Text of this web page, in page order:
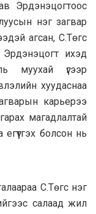
Эрдэнэцогтоос
нэг загвар
агсан, С.Төгс
ихэд
муухай үгээр
хуудаснаа
карьерээ
магадлалтай
болсон нь
С.Төгс нэг
салаад жил